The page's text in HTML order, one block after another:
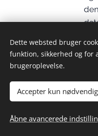
den
sker
Dette websted bruger
funktion, sikkerhed og for
brugeroplevelse.
Accepter kun
Åbne avancerede